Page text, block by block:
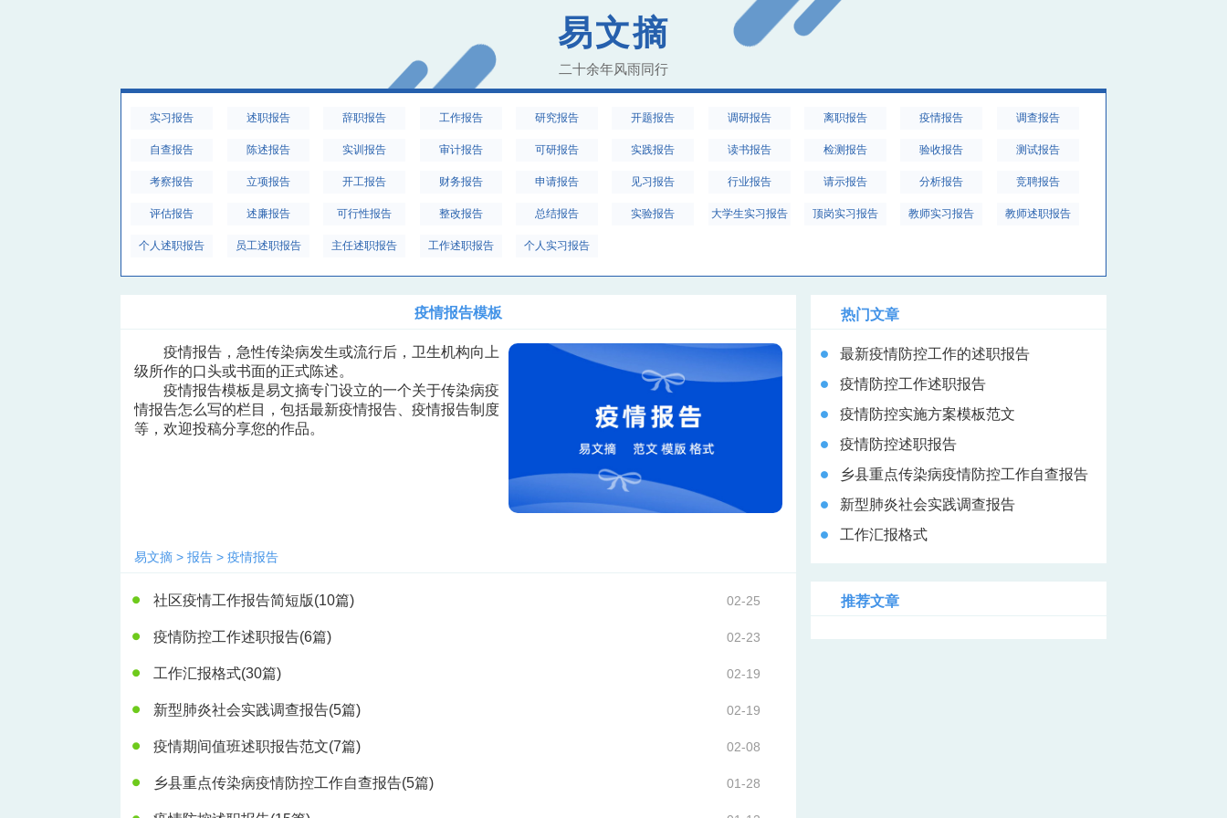
易文摘
二十余年风雨同行
实习报告 述职报告 辞职报告 工作报告 研究报告 开题报告 调研报告 离职报告 疫情报告 调查报告
自查报告 陈述报告 实训报告 审计报告 可研报告 实践报告 读书报告 检测报告 验收报告 测试报告
考察报告 立项报告 开工报告 财务报告 申请报告 见习报告 行业报告 请示报告 分析报告 竞聘报告
评估报告 述廉报告 可行性报告 整改报告 总结报告 实验报告 大学生实习报告 顶岗实习报告 教师实习报告 教师述职报告
个人述职报告 员工述职报告 主任述职报告 工作述职报告 个人实习报告
疫情报告模板
疫情报告，急性传染病发生或流行后，卫生机构向上
级所作的口头或书面的正式陈述。
疫情报告模板是易文摘专门设立的一个关于传染病疫
情报告怎么写的栏目，包括最新疫情报告、疫情报告制度
等，欢迎投稿分享您的作品。
易文摘 > 报告 > 疫情报告
社区疫情工作报告简短版(10篇) 02-25
疫情防控工作述职报告(6篇) 02-23
工作汇报格式(30篇) 02-19
新型肺炎社会实践调查报告(5篇) 02-19
疫情期间值班述职报告范文(7篇) 02-08
乡县重点传染病疫情防控工作自查报告(5篇) 01-28
热门文章
最新疫情防控工作的述职报告
疫情防控工作述职报告
疫情防控实施方案模板范文
疫情防控述职报告
乡县重点传染病疫情防控工作自查报告
新型肺炎社会实践调查报告
工作汇报格式
推荐文章